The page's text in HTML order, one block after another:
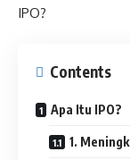
IPO?
Contents
Apa Itu IPO?
1.